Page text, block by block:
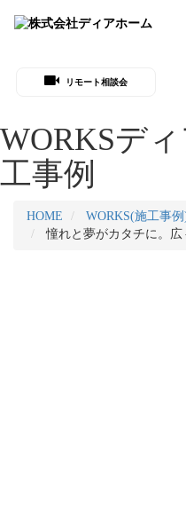
リモート相談会
WORKSデ
工事例
HOME
WORKS(施工事例
憧れと夢がカタチに。広